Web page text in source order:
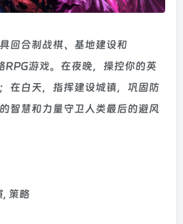
回合制战棋、基地建设和
游戏。在夜晚，操控你的英
在白天，指挥建设城镇，巩固防
智慧和力量守卫人类最后的避风
, 策略